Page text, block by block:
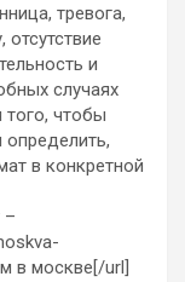
тревога,
отсутствие
и
случаях
чтобы
определить,
в конкретной
–
в москве[/url]